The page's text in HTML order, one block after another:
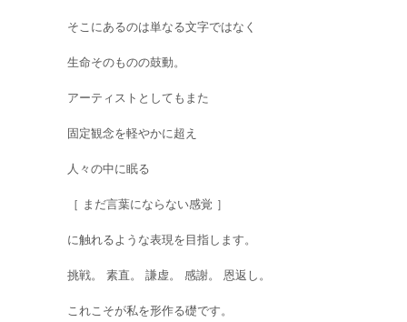
そこにあるのは単なる文字ではなく
生命そのものの鼓動。
アーティストとしてもまた
固定観念を軽やかに超え
人々の中に眠る
［ まだ言葉にならない感覚 ］
に触れるような表現を目指します。
挑戦。 素直。 謙虚。 感謝。 恩返し。
これこそが私を形作る礎です。